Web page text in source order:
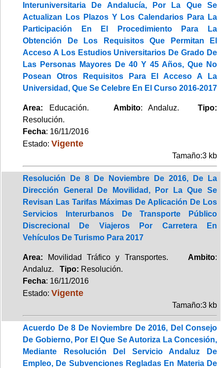
Interuniversitaria De Andalucía, Por La Que Se
Actualizan Los Plazos Y Los Calendarios Para La
Participación En El Procedimiento Para La
Obtención De Los Requisitos Que Permitan El
Acceso A Los Estudios Universitarios De Grado De
Las Personas Mayores De 40 Y 45 Años, Que No
Posean Otros Requisitos Para El Acceso A La
Universidad, Que Se Celebre En El Curso 2016-2017
Area: Educación. Ambito: Andaluz.Tipo:
Resolución.
Fecha: 16/11/2016
Estado: Vigente
Tamaño:3 kb
Resolución De 8 De Noviembre De 2016, De La
Dirección General De Movilidad, Por La Que Se
Revisan Las Tarifas Máximas De Aplicación De Los
Servicios Interurbanos De Transporte Público
Discrecional De Viajeros Por Carretera En
Vehículos De Turismo Para 2017
Area: Movilidad Tráfico y Transportes. Ambito:
Andaluz. Tipo: Resolución.
Fecha: 16/11/2016
Estado: Vigente
Tamaño:3 kb
Acuerdo De 8 De Noviembre De 2016, Del Consejo
De Gobierno, Por El Que Se Autoriza La Concesión,
Mediante Resolución Del Servicio Andaluz De
Empleo, De Subvenciones Regladas En Materia De